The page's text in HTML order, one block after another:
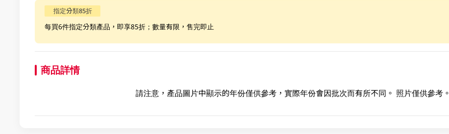
指定分類85折
每買6件指定分類產品，即享85折；數量有限，售完即止
商品詳情
請注意，產品圖片中顯示的年份僅供參考，實際年份會因批次而有所不同。 照片僅供參考。